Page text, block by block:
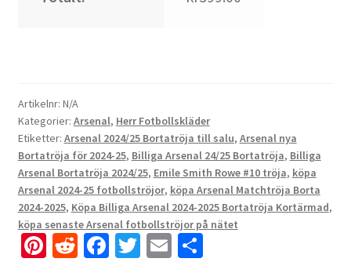
Artikelnr: N/A
Kategorier: Arsenal, Herr Fotbollskläder
Etiketter: Arsenal 2024/25 Bortatröja till salu, Arsenal nya
Bortatröja för 2024-25, Billiga Arsenal 24/25 Bortatröja, Billiga
Arsenal Bortatröja 2024/25, Emile Smith Rowe #10 tröja, köpa
Arsenal 2024-25 fotbollströjor, köpa Arsenal Matchtröja Borta
2024-2025, Köpa Billiga Arsenal 2024-2025 Bortatröja Kortärmad,
köpa senaste Arsenal fotbollströjor på nätet
Pi R Fa T E D